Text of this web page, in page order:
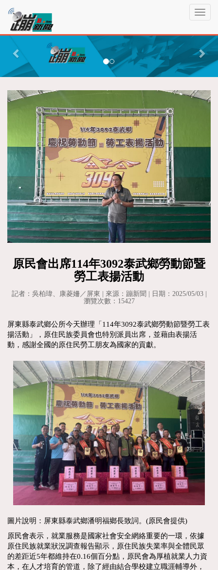
T
g
l
e
v
i
蹦
新
聞P
r
v
i
s
N
e
x
t
原民會出席114年3092泰武鄉勞動節暨
勞工表揚活動
記者：吳柏瑋、康菱姍／屏東 | 來源：蹦新聞 | 日期：2025/05/03 |
瀏覽次數：15427
屏東縣泰武鄉公所今天辦理「114年3092泰武鄉勞動節暨勞工表
揚活動」，原住民族委員會也特別派員出席，並藉由表揚活
動，感謝全國的原住民勞工朋友為國家的貢獻。
圖片說明：屏東縣泰武鄉潘明福鄉長致詞。(原民會提供)
原民會表示，就業服務是國家社會安全網絡重要的一環，依據
原住民族就業狀況調查報告顯示，原住民族失業率與全體民眾
的差距近5年都維持在0.16個百分點，原民會為厚植就業人力資
本，在人才培育的管道，除了經由結合學校建立職涯輔導外，